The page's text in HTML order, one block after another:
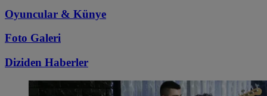
Oyuncular & Künye
Foto Galeri
Diziden Haberler